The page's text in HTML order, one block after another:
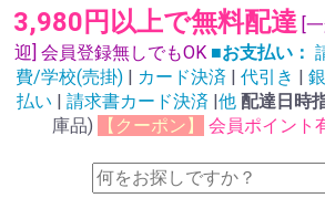
3,980円以上で無料配達 [
迎] 会員登録無しでもOK ■お支払い：
費/学校(売掛) | カード決済 | 代引き |
払い | 請求書カード決済 |他 配達日時
庫品)
【クーポン】 会員ポイント